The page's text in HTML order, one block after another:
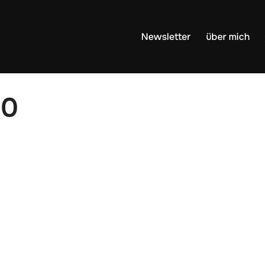
Newsletter über mich